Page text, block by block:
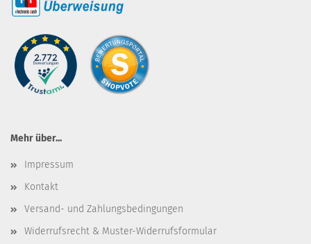
Mehr über...
Impressum
Kontakt
Versand- und Zahlungsbedingungen
Widerrufsrecht & Muster-Widerrufsformular